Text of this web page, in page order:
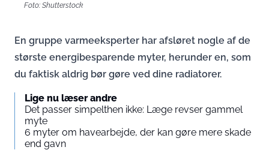
Foto: Shutterstock
En gruppe varmeeksperter har afsløret nogle af de
største energibesparende myter, herunder en, som
du faktisk aldrig bør gøre ved dine radiatorer.
Lige nu læser andre
Det passer simpelthen ikke: Læge revser gammel
myte
6 myter om havearbejde, der kan gøre mere skade
end gavn